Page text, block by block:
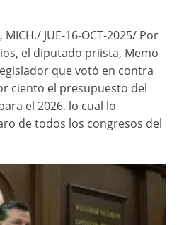
MICH./ JUE-16-OCT-2025/ Por
el diputado priista, Memo
que votó en contra
ciento el presupuesto del
el 2026, lo cual lo
de todos los congresos del